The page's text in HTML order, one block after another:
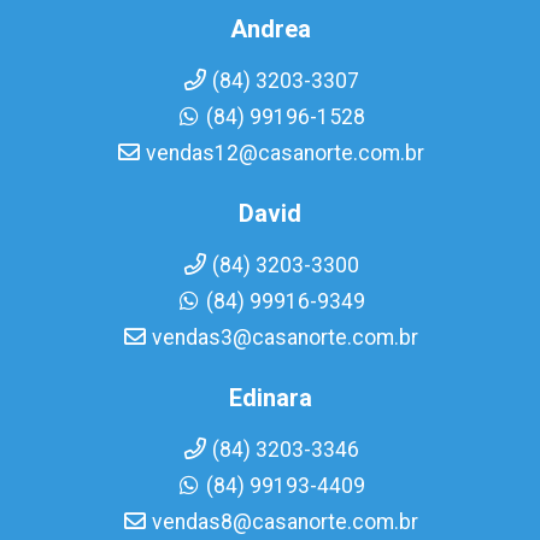
Andrea
(84) 3203-3307
(84) 99196-1528
vendas12@casanorte.com.br
David
(84) 3203-3300
(84) 99916-9349
vendas3@casanorte.com.br
Edinara
(84) 3203-3346
(84) 99193-4409
vendas8@casanorte.com.br